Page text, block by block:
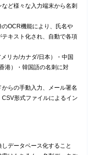
ど様々な入力端末から名刺
OCR機能により、氏名や
キスト化され、自動で各項
リカ/カナダ/日本）・中国
港）・韓国語の名刺に対
らの手動入力、メール署名
形式ファイルによるイン
データベース化すること